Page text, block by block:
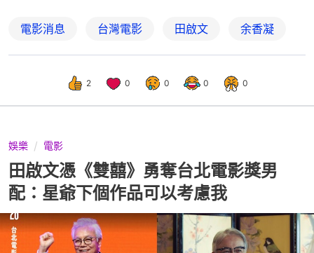
電影消息 台灣電影 田啟文 余香凝
2 0 0 0 0
娛樂 電影
田啟文憑《雙囍》勇奪台北電影獎男
配：星爺下個作品可以考慮我